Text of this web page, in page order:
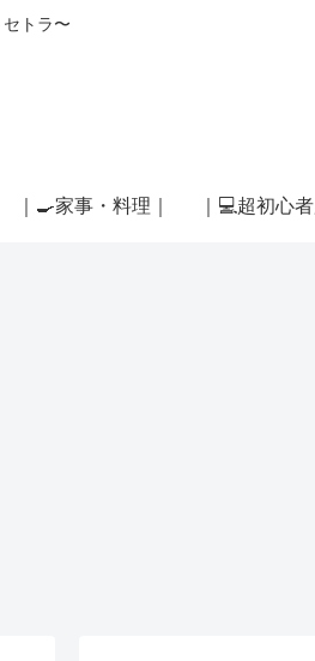
トラ〜
｜🍳家事・料理｜